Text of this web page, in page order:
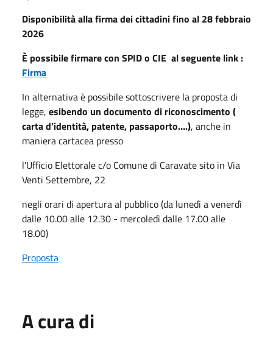
Disponibilità alla firma dei cittadini fino al 28 febbraio
2026
È possibile firmare con SPID o CIE al seguente link :
Firma
In alternativa è possibile sottoscrivere la proposta di
legge, esibendo un documento di riconoscimento (
carta d’identità, patente, passaporto….), anche in
maniera cartacea presso
l'Ufficio Elettorale c/o Comune di Caravate sito in Via
Venti Settembre, 22
negli orari di apertura al pubblico (da lunedì a venerdì
dalle 10.00 alle 12.30 - mercoledì dalle 17.00 alle
18.00)
Proposta
A cura di